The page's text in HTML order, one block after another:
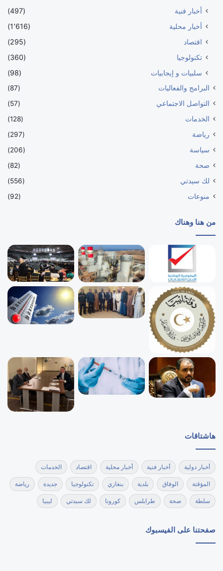
أخبار فنية
(497)
أخبار محلية
(1٬616)
اقتصاد
(295)
تكنولوجيا
(360)
سلبيات و إيجابيات
(98)
البرامج والفعاليات
(87)
التواصل الاجتماعي
(57)
الخدمات
(128)
رياضة
(297)
سياسة
(206)
صحة
(82)
لك سيدتي
(556)
منوعات
(92)
من هنا وهناك
هاشتاقات
أخبار دولية أخبار فنية أخبار محلية اقتصاد الخدمات
المؤقتة الوفاق بلدية بنغازي تكنولوجيا جديدة رياضة
سلطة صحة طرابلس كورونا لك سيدتي ليبيا
صفحتنا على الفيسبوك